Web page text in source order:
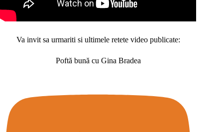
Va invit sa urmariti si ultimele retete video publicate:
Poftă bună cu Gina Bradea